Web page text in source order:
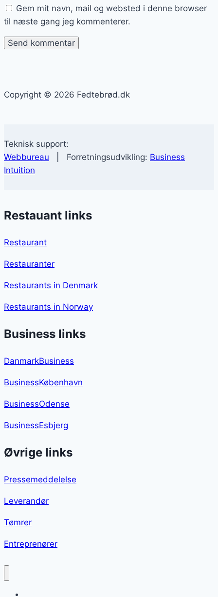
Gem mit navn, mail og websted i denne browser
til næste gang jeg kommenterer.
Copyright © 2026 Fedtebrød.dk
Teknisk support:
Webbureau | Forretningsudvikling: Business
Intuition
Restauant links
Restaurant
Restauranter
Restaurants in Denmark
Restaurants in Norway
Business links
DanmarkBusiness
BusinessKøbenhavn
BusinessOdense
BusinessEsbjerg
Øvrige links
Pressemeddelelse
Leverandør
Tømrer
Entreprenører